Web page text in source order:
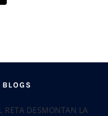
RETA DESMONTAN LA